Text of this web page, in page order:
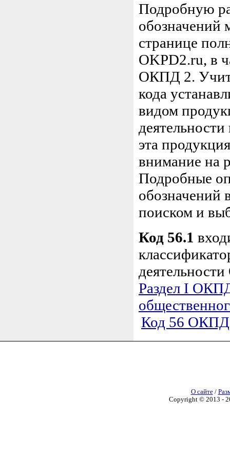
Подробную
обозначений
странице
OKPD2.ru, в
ОКПД 2.
кода
видом
эта
внимание на
Подробные
обозначений
поиском и
Код 56.1
Раздел I
Код 56 ОКПД
О сайте/
Copyright © 2013 -